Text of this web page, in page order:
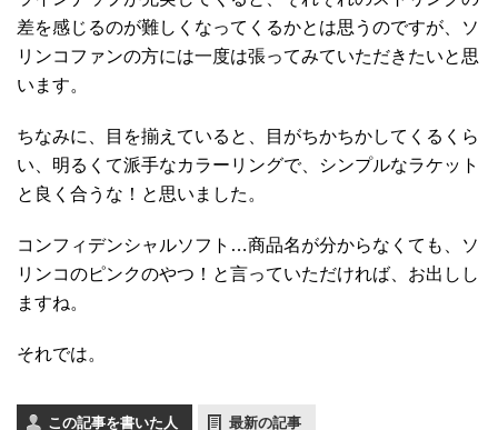
差を感じるのが難しくなってくるかとは思うのですが、ソ
リンコファンの方には一度は張ってみていただきたいと思
います。
ちなみに、目を揃えていると、目がちかちかしてくるくら
い、明るくて派手なカラーリングで、シンプルなラケット
と良く合うな！と思いました。
コンフィデンシャルソフト…商品名が分からなくても、ソ
リンコのピンクのやつ！と言っていただければ、お出しし
ますね。
それでは。
この記事を書いた人 最新の記事